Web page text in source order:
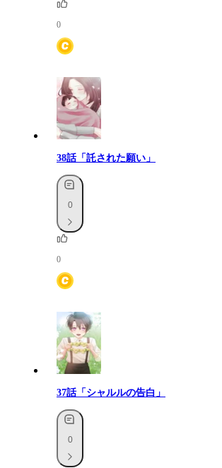
0
38話「託された願い」
0
0
37話「シャルルの告白」
0